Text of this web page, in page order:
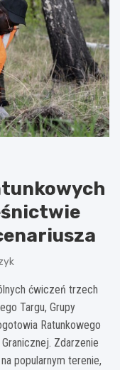
ćwiczeń trzech
Targu, Grupy
Ratunkowego
Zdarzenie
popularnym terenie,